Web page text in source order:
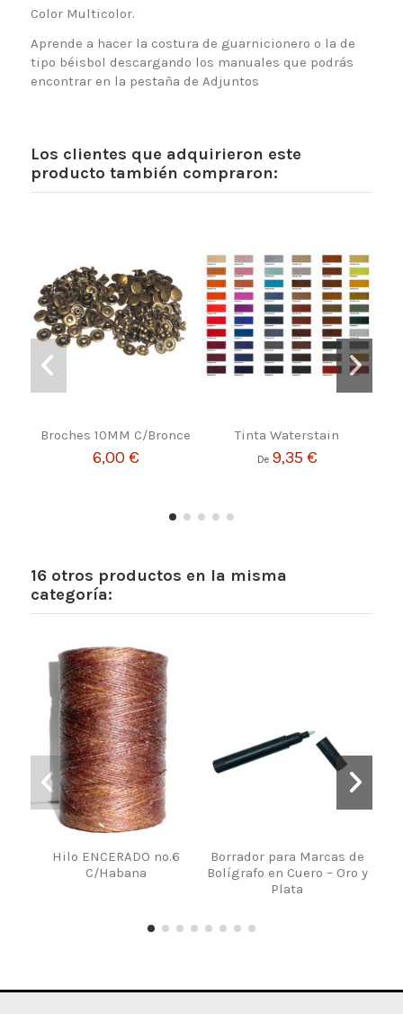
Color Multicolor.
Aprende a hacer la costura de guarnicionero o la de
tipo béisbol descargando los manuales que podrás
encontrar en la pestaña de Adjuntos
Los clientes que adquirieron este
producto también compraron:
Broches 10MM C/Bronce
6,00 €
Tinta Waterstain
De 9,35 €
16 otros productos en la misma
categoría:
Hilo ENCERADO nº.6
C/Habana
Borrador para Marcas de
Bolígrafo en Cuero – Oro y
Plata